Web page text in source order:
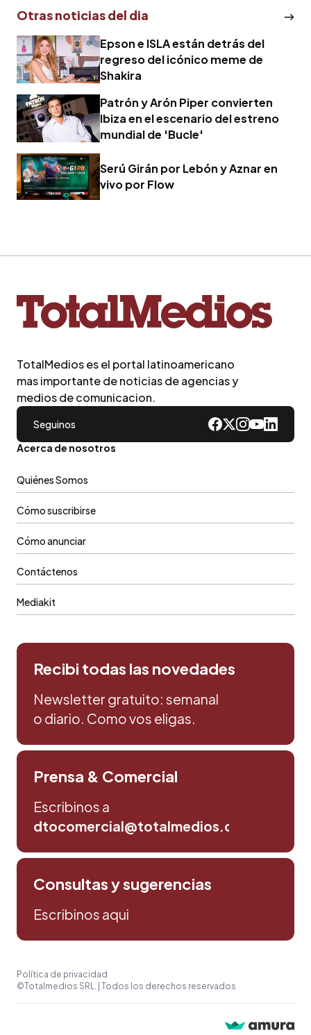
Otras noticias del dia
Epson e ISLA están detrás del
regreso del icónico meme de
Shakira
Patrón y Arón Piper convierten
Ibiza en el escenario del estreno
mundial de 'Bucle'
Serú Girán por Lebón y Aznar en
vivo por Flow
TotalMedios es el portal latinoamericano
mas importante de noticias de agencias y
medios de comunicacion.
Seguinos
Acerca de nosotros
Quiénes Somos
Cómo suscribirse
Cómo anunciar
Contáctenos
Mediakit
Recibi todas las novedades
Newsletter gratuito: semanal
o diario. Como vos eligas.
Prensa & Comercial
Escribinos a
dtocomercial@totalmedios.com
Consultas y sugerencias
Escribinos aqui
Política de privacidad
©Totalmedios SRL. | Todos los derechos reservados